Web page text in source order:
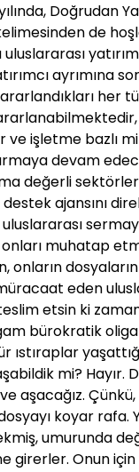
Doğrudan
de
ayrımına
her
ve işletme bazlı
devam
değerli
destek ajansını
muhatap
onların
eden
etsin ki
bürokratik
ıstıraplar
mi? Hayır.
aşacağız.
koyar rafa.
umurunda
girerler. Onun